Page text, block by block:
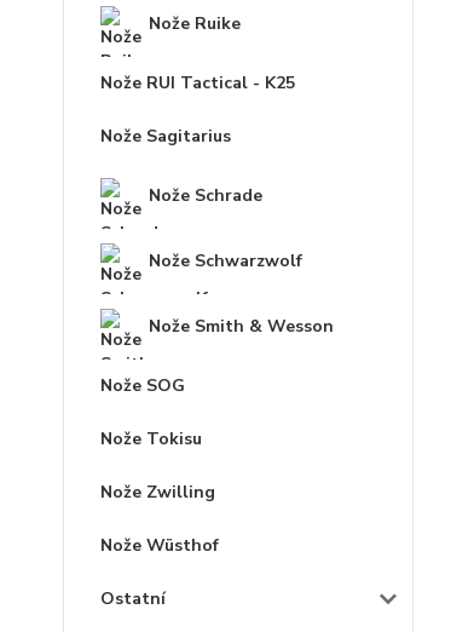
Nože Ruike
Nože RUI Tactical - K25
Nože Sagitarius
Nože Schrade
Nože Schwarzwolf
Nože Smith & Wesson
Nože SOG
Nože Tokisu
Nože Zwilling
Nože Wüsthof
Ostatní